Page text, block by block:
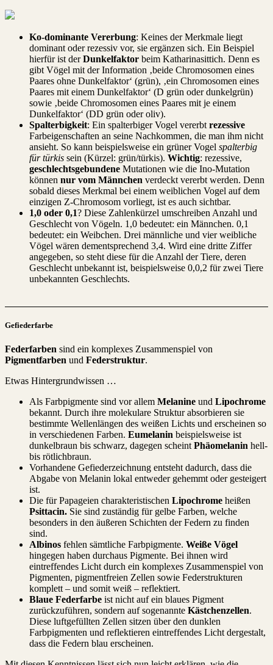
Ko-dominante Vererbung: Keines der Merkmale liegt
dominant oder rezessiv vor, sie ergänzen sich. Ein Beispiel
hierfür ist derDunkelfaktor beim Katharinasittich. Denn es
gibt Vögel mit der Information ‚beide Chromosomen eines
Paares ohne Dunkelfaktor‘ (grün), ‚ein Chromosomen eines
Paares mit einem Dunkelfaktor‘ (D grün oder dunkelgrün)
sowie ‚beide Chromosomen eines Paares mit je einem
Dunkelfaktor‘ (DD grün oder oliv).
Spalterbigkeit: Ein spalterbiger Vogel vererbt rezessive
Farbeigenschaften an seine Nachkommen, die man ihm nicht
ansieht. So kann beispielsweise ein grüner Vogel spalterbig
für türkis sein (Kürzel: grün/türkis). Wichtig: rezessive,
geschlechtsgebundene Mutationen wie die Ino-Mutation
können nur vom Männchen verdeckt vererbt werden. Denn
sobald dieses Merkmal bei einem weiblichen Vogel auf dem
einzigen Z-Chromosom vorliegt, ist es auch sichtbar.
1,0 oder 0,1? Diese Zahlenkürzel umschreiben Anzahl und
Geschlecht von Vögeln. 1,0 bedeutet: ein Männchen. 0,1
bedeutet: ein Weibchen. Drei männliche und vier weibliche
Vögel wären dementsprechend 3,4. Wird eine dritte Ziffer
angegeben, so steht diese für die Anzahl der Tiere, deren
Geschlecht unbekannt ist, beispielsweise 0,0,2 für zwei Tiere
unbekannten Geschlechts.
Gefiederfarbe
Federfarben sind ein komplexes Zusammenspiel von
Pigmentfarben und Federstruktur.
Etwas Hintergrundwissen …
Als Farbpigmente sind vor allem Melanine und Lipochrome
bekannt. Durch ihre molekulare Struktur absorbieren sie
bestimmte Wellenlängen des weißen Lichts und erscheinen so
in verschiedenen Farben. Eumelanin beispielsweise ist
dunkelbraun bis schwarz, dagegen scheint Phäomelanin hell-
bis rötlichbraun.
Vorhandene Gefiederzeichnung entsteht dadurch, dass die
Abgabe von Melanin lokal entweder gehemmt oder gesteigert
ist.
Die für Papageien charakteristischen Lipochrome heißen
Psittacin. Sie sind zuständig für gelbe Farben, welche
besonders in den äußeren Schichten der Federn zu finden
sind.
Albinos fehlen sämtliche Farbpigmente. Weiße Vögel
hingegen haben durchaus Pigmente. Bei ihnen wird
eintreffendes Licht durch ein komplexes Zusammenspiel von
Pigmenten, pigmentfreien Zellen sowie Federstrukturen
komplett – und somit weiß – reflektiert.
Blaue Federfarbe ist nicht auf ein blaues Pigment
zurückzuführen, sondern auf sogenannte Kästchenzellen.
Diese luftgefüllten Zellen sitzen über den dunklen
Farbpigmenten und reflektieren eintreffendes Licht dergestalt,
dass die Federn blau erscheinen.